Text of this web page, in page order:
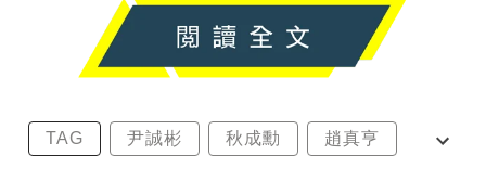
TAG 尹誠彬 秋成勳 趙真亨